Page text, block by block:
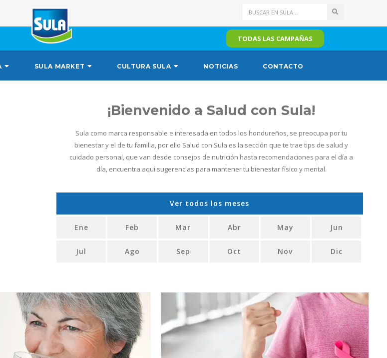
Search
TODAS LAS CAMPAÑAS
SULA MARKET CULTURA SULA NOTICIAS CONTACTO
¡Bienvenido a Salud con Sula!
Sula como marca responsable e interesada en todos los hondureños, se preocupa por tu
bienestar y el de tu familia, por ello Salud con Sula es la sección que te trae tips de salud y
cuidado personal, que van desde consejos de nutrición hasta recomendaciones para el día a
día, encuentra aquí sugerencias para mantener tu bienestar físico y mental.
Ver todos los meses
Ene Feb Mar Abr May Jun
Jul Ago Sep Oct Nov Dic